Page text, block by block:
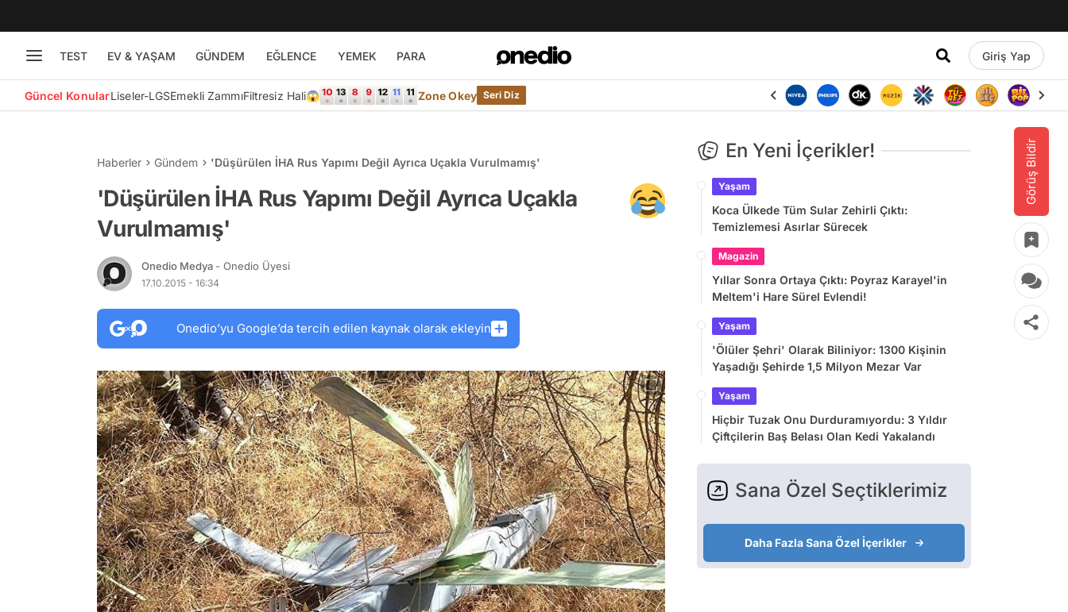
TEST EV & YAŞAM GÜNDEM EĞLENCE YEMEK PARA Giriş Yap
Güncel KonularLiseler-LGSEmekli ZammıFiltresiz Hali😱 Zone Okey Seri Diz
Görüş Bildir
Haberler Gündem 'Düşürülen İHA Rus Yapımı Değil Ayrıca Uçakla Vurulmamış'
'Düşürülen İHA Rus Yapımı Değil Ayrıca Uçakla
Vurulmamış'
Onedio Medya - Onedio Üyesi
17.10.2015 - 16:34
Onedio’yu Google’da tercih edilen kaynak olarak ekleyin
En Yeni İçerikler!
Yaşam
Koca Ülkede Tüm Sular Zehirli Çıktı:
Temizlemesi Asırlar Sürecek
Magazin
Yıllar Sonra Ortaya Çıktı: Poyraz Karayel'in
Meltem'i Hare Sürel Evlendi!
Yaşam
'Ölüler Şehri' Olarak Biliniyor: 1300 Kişinin
Yaşadığı Şehirde 1,5 Milyon Mezar Var
Yaşam
Hiçbir Tuzak Onu Durduramıyordu: 3 Yıldır
Çiftçilerin Baş Belası Olan Kedi Yakalandı
Sana Özel Seçtiklerimiz
Daha Fazla Sana Özel İçerikler